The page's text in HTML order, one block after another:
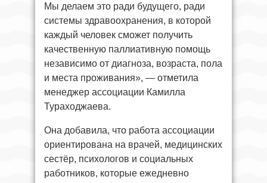
Мы делаем это ради будущего, ради
системы здравоохранения, в которой
каждый человек сможет получить
качественную паллиативную помощь
независимо от диагноза, возраста, пола
и места проживания», — отметила
менеджер ассоциации Камилла
Тураходжаева.
Она добавила, что работа ассоциации
ориентирована на врачей, медицинских
сестёр, психологов и социальных
работников, которые ежедневно